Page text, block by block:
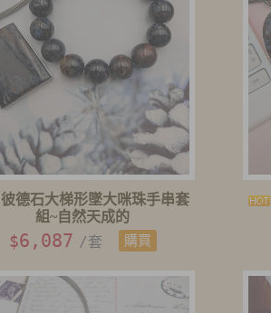
彼德石大梯形墜大咪珠手串套
組~自然天成的
$6,087 /套 購買